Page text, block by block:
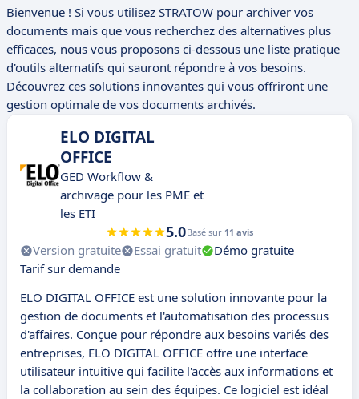
Bienvenue ! Si vous utilisez STRATOW pour archiver vos
documents mais que vous recherchez des alternatives plus
efficaces, nous vous proposons ci-dessous une liste pratique
d'outils alternatifs qui sauront répondre à vos besoins.
Découvrez ces solutions innovantes qui vous offriront une
gestion optimale de vos documents archivés.
ELO DIGITAL
OFFICE
GED Workflow &
archivage pour les PME et
les ETI
5.0Basé sur 11 avis
Version gratuite Essai gratuit
Démo gratuite
Tarif sur demande
ELO DIGITAL OFFICE est une solution innovante pour la
gestion de documents et l'automatisation des processus
d'affaires. Conçue pour répondre aux besoins variés des
entreprises, ELO DIGITAL OFFICE offre une interface
utilisateur intuitive qui facilite l'accès aux informations et
la collaboration au sein des équipes. Ce logiciel est idéal